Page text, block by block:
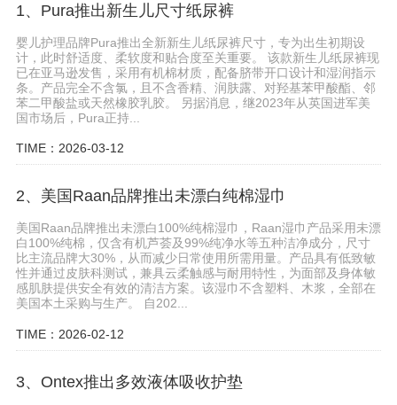
1、Pura推出新生儿尺寸纸尿裤
婴儿护理品牌Pura推出全新新生儿纸尿裤尺寸，专为出生初期设
计，此时舒适度、柔软度和贴合度至关重要。 该款新生儿纸尿裤现
已在亚马逊发售，采用有机棉材质，配备脐带开口设计和湿润指示
条。产品完全不含氯，且不含香精、润肤露、对羟基苯甲酸酯、邻
苯二甲酸盐或天然橡胶乳胶。 另据消息，继2023年从英国进军美
国市场后，Pura正持...
TIME：2026-03-12
2、美国Raan品牌推出未漂白纯棉湿巾
美国Raan品牌推出未漂白100%纯棉湿巾，Raan湿巾产品采用未漂
白100%纯棉，仅含有机芦荟及99%纯净水等五种洁净成分，尺寸
比主流品牌大30%，从而减少日常使用所需用量。产品具有低致敏
性并通过皮肤科测试，兼具云柔触感与耐用特性，为面部及身体敏
感肌肤提供安全有效的清洁方案。该湿巾不含塑料、木浆，全部在
美国本土采购与生产。 自202...
TIME：2026-02-12
3、Ontex推出多效液体吸收护垫